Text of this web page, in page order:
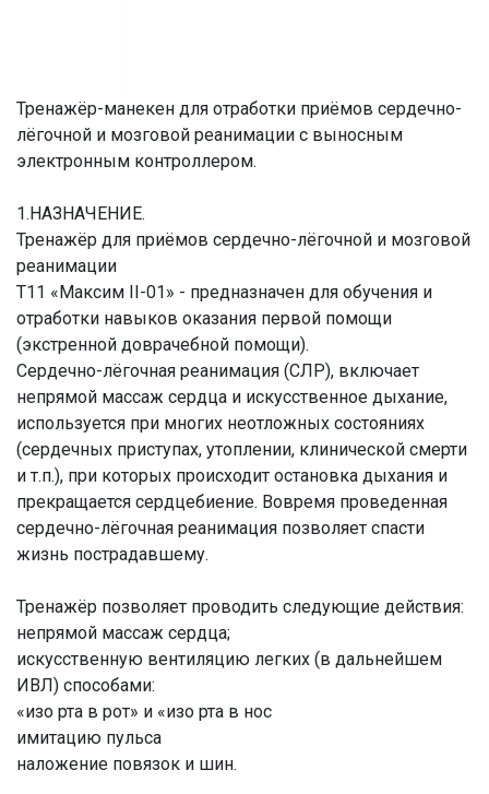
Тренажёр-манекен для отработки приёмов сердечно-
лёгочной и мозговой реанимации с выносным
электронным контроллером.
1.НАЗНАЧЕНИЕ.
Тренажёр для приёмов сердечно-лёгочной и мозговой
реанимации
Т11 «Максим II-01» - предназначен для обучения и
отработки навыков оказания первой помощи
(экстренной доврачебной помощи).
Сердечно-лёгочная реанимация (СЛР), включает
непрямой массаж сердца и искусственное дыхание,
используется при многих неотложных состояниях
(сердечных приступах, утоплении, клинической смерти
и т.п.), при которых происходит остановка дыхания и
прекращается сердцебиение. Вовремя проведенная
сердечно-лёгочная реанимация позволяет спасти
жизнь пострадавшему.
Тренажёр позволяет проводить следующие действия:
непрямой массаж сердца;
искусственную вентиляцию легких (в дальнейшем
ИВЛ) способами:
«изо рта в рот» и «изо рта в нос
имитацию пульса
наложение повязок и шин.